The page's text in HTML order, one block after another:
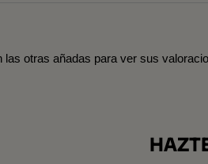
otras añadas para ver sus